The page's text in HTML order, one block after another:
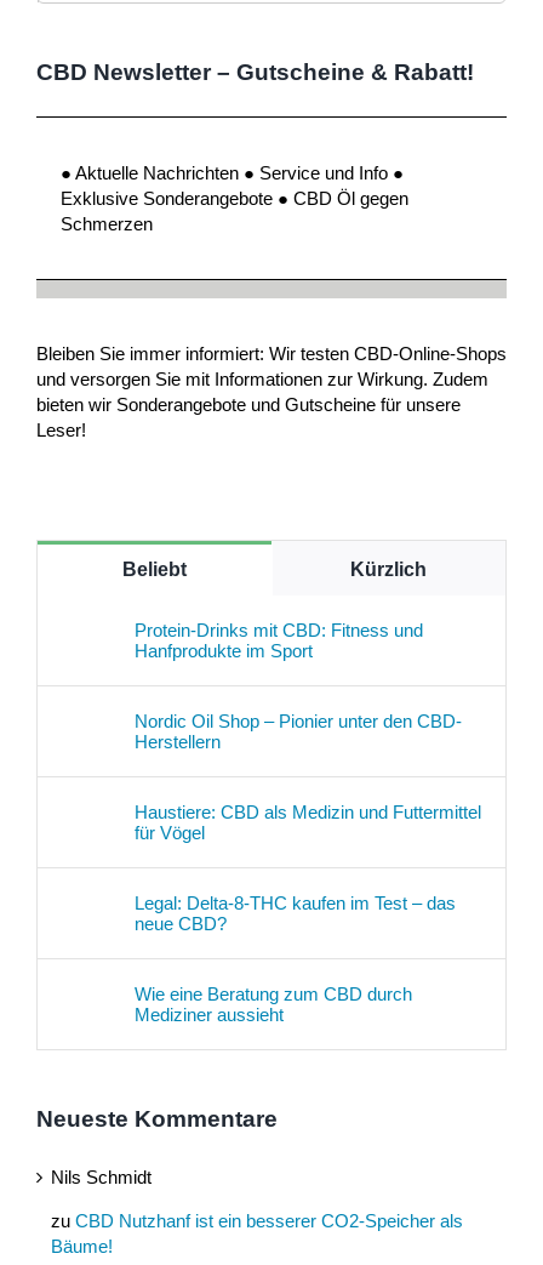
CBD Newsletter – Gutscheine & Rabatt!
● Aktuelle Nachrichten ● Service und Info ●
Exklusive Sonderangebote ● CBD Öl gegen
Schmerzen
Bleiben Sie immer informiert: Wir testen CBD-Online-Shops
und versorgen Sie mit Informationen zur Wirkung. Zudem
bieten wir Sonderangebote und Gutscheine für unsere
Leser!
Beliebt Kürzlich
Protein-Drinks mit CBD: Fitness und
Hanfprodukte im Sport
Nordic Oil Shop – Pionier unter den CBD-
Herstellern
Haustiere: CBD als Medizin und Futtermittel
für Vögel
Legal: Delta-8-THC kaufen im Test – das
neue CBD?
Wie eine Beratung zum CBD durch
Mediziner aussieht
Neueste Kommentare
Nils Schmidt
zu CBD Nutzhanf ist ein besserer CO2-Speicher als
Bäume!